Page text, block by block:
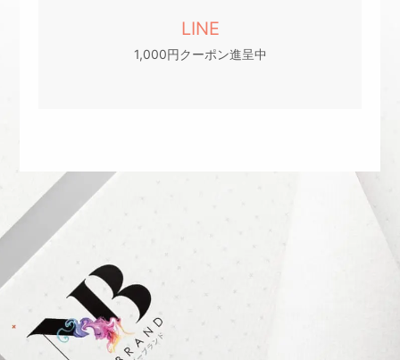
LINE
1,000円クーポン進呈中